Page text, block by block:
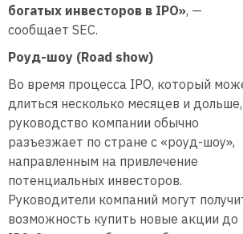
богатых инвесторов в IPO», —
сообщает SEC.
Роуд-шоу (Road show)
Во время процесса IPO, который
длиться несколько месяцев и дольше,
руководство компании обычно
разъезжает по стране с «роуд-шоу»,
направленным на привлечение
потенциальных инвесторов.
Руководители компаний могут
возможность купить новые акции до